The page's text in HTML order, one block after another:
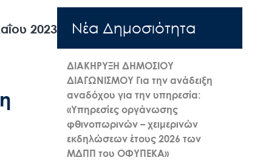
2023 Nέα Δημοσιότητα
ΔΙΑΚΗΡΥΞΗ ΔΗΜΟΣΙΟΥ
ΔΙΑΓΩΝΙΣΜΟΥ Για την ανάδειξη
αναδόχου για την υπηρεσία:
«Υπηρεσίες οργάνωσης
φθινοπωρινών – χειμερινών
εκδηλώσεων έτους 2026 των
ΜΔΠΠ του ΟΦΥΠΕΚΑ»